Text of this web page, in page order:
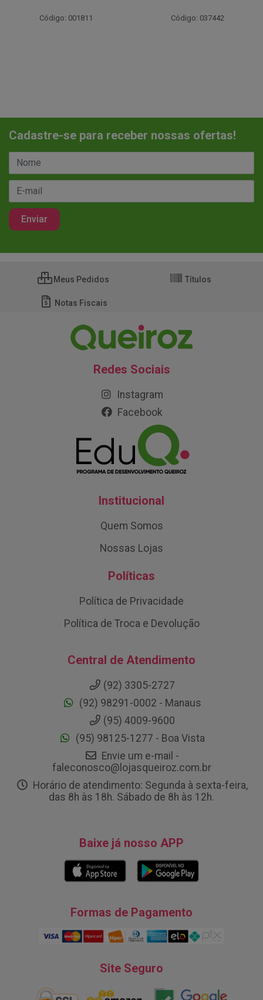
Código: 001811 Código: 037442
Cadastre-se para receber nossas ofertas!
Meus Pedidos Títulos
Notas Fiscais
Redes Sociais
Instagram
Facebook
Institucional
Quem Somos
Nossas Lojas
Políticas
Política de Privacidade
Política de Troca e Devolução
Central de Atendimento
(92) 3305-2727
(92) 98291-0002 - Manaus
(95) 4009-9600
(95) 98125-1277 - Boa Vista
Envie um e-mail -
faleconosco@lojasqueiroz.com.br
Horário de atendimento: Segunda à sexta-feira,
das 8h às 18h. Sábado de 8h às 12h.
Baixe já nosso APP
Formas de Pagamento
Site Seguro